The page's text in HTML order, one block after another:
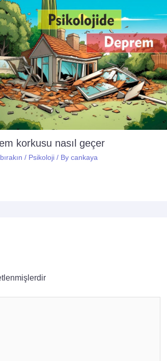
korkusu nasıl geçer
/ Psikoloji/ By cankaya